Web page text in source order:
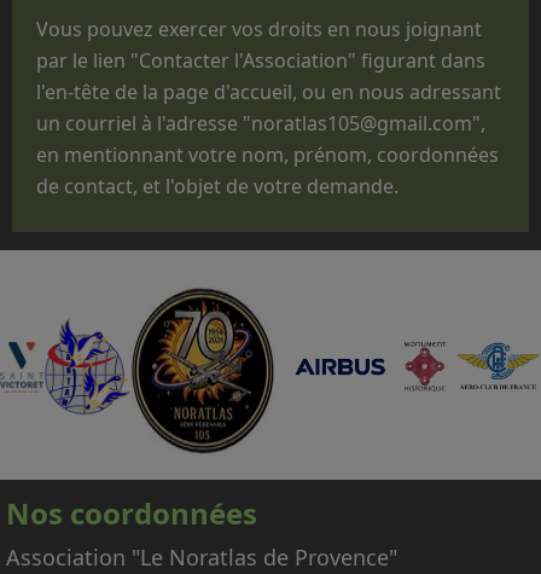
commémorations, des anniversaires, des
"Journées Portes ouvertes", des journées des
familles, des baptêmes de promotion, des
fêtes d'unité ou pour des passations de
commandement.
Que le statut administratif de notre avion,
(CNRAC) ne nous permet pas d'embarquer des
passagers autres que les membres
d'équipage adhérents à l'association,
nécessaires à la conduite et à la mise en
œuvre de l'avion.
En conséquence, nous regrettons donc de ne
pas pouvoir répondre aux nombreuses
demandes d'embarquement sur le Noratlas, à
titre gracieux ou payant.
Vous pouvez exercer vos droits en nous joignant
par le lien "Contacter l'Association" figurant dans
l'en-tête de la page d'accueil, ou en nous adressant
un courriel à l'adresse "noratlas105@gmail.com",
en mentionnant votre nom, prénom, coordonnées
de contact, et l'objet de votre demande.
Nos coordonnées
Association "Le Noratlas de Provence"